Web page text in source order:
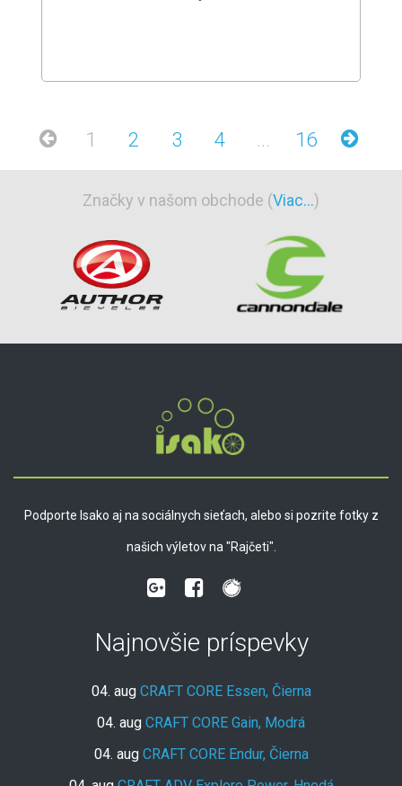
1 2 3 4 ... 16
Značky v našom obchode (Viac...)
Podporte Isako aj na sociálnych sieťach, alebo si pozrite fotky z
našich výletov na "Rajčeti".
Najnovšie príspevky
04. aug CRAFT CORE Essen, Čierna
04. aug CRAFT CORE Gain, Modrá
04. aug CRAFT CORE Endur, Čierna